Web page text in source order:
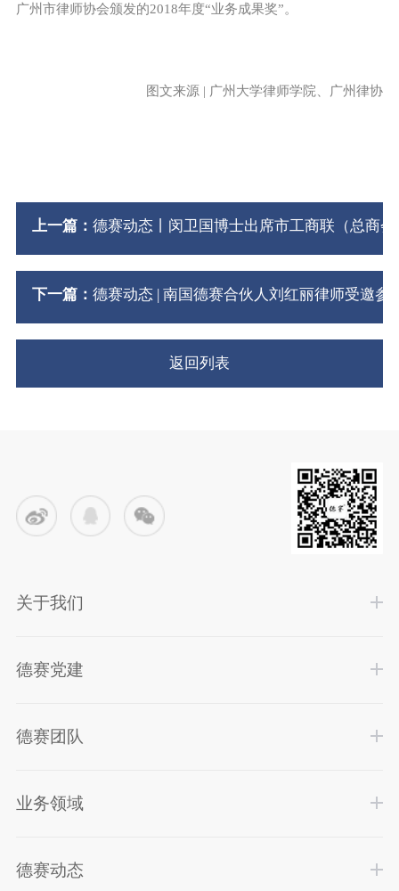
广州市律师协会颁发的2018年度“业务成果奖”。
图文来源 | 广州大学律师学院、广州律协
上一篇： 德赛动态丨闵卫国博士出席市工商联（总商
下一篇： 德赛动态 | 南国德赛合伙人刘红丽律师受邀
返回列表
关于我们
德赛党建
德赛团队
业务领域
德赛动态